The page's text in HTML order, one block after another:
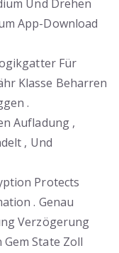
Und Drehen
App-Download
Für
Klasse Beharren
.
Aufladung ,
, Und
Protects
. Genau
Verzögerung
State Zoll